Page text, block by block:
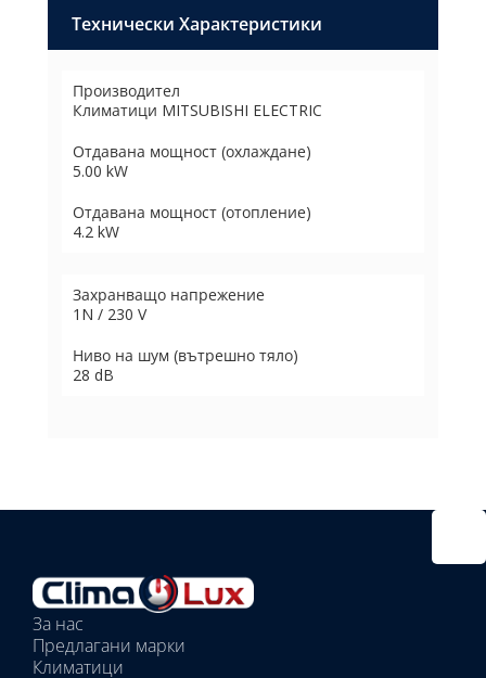
Технически Характеристики
Производител
Климатици MITSUBISHI ELECTRIC
Отдавана мощност (охлаждане)
5.00 kW
Отдавана мощност (отопление)
4.2 kW
Захранващо напрежение
1N / 230 V
Ниво на шум (вътрешно тяло)
28 dB
Избрани
вътрешни
тела:
Избрано
тяло:
За нас
Предлагани марки
Климатици